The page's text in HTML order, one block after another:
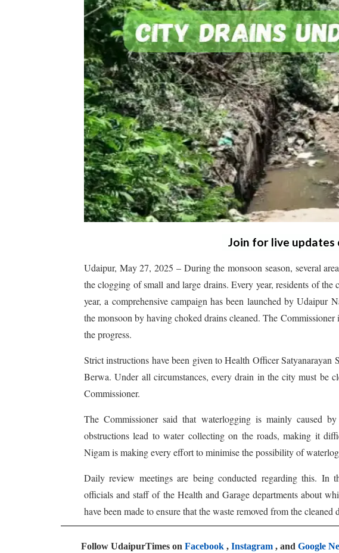
Join for live updates
Udaipur, May 27, 2025 – During the monsoon season, several
the clogging of small and large drains. Every year, residents of
year, a comprehensive campaign has been launched by Udaipur
the monsoon by having choked drains cleaned. The
the progress.
Strict instructions have been given to Health Officer
Berwa. Under all circumstances, every drain in the city must be
Commissioner.
The Commissioner said that waterlogging is mainly caused
obstructions lead to water collecting on the roads, making it
Nigam is making every effort to minimise the possibility of
Daily review meetings are being conducted regarding this. In
officials and staff of the Health and Garage departments about
have been made to ensure that the waste removed from the
Follow UdaipurTimes on Facebook , Instagram , and Google